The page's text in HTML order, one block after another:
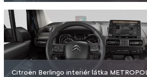
Citroën Berlingo interiér látka